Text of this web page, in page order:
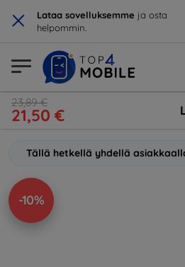
× Lataa sovelluksemme ja osta
helpommin.
23,89 €
21,50 €
Tällä hetkellä yhdellä
-10%